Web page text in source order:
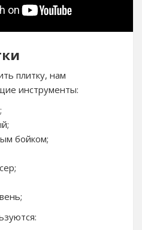
плитку, нам
инструменты:
бойком;